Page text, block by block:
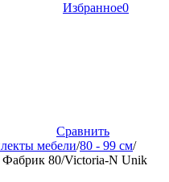
Избранное0
Сравнить
мебели/80 - 99 см/
80/Victoria-N Unik